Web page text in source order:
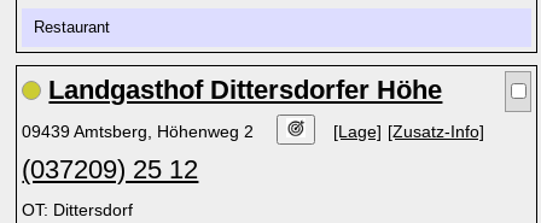
Restaurant
Landgasthof Dittersdorfer Höhe
09439 Amtsberg, Höhenweg 2 [Lage] [Zusatz-Info]
(037209) 25 12
OT: Dittersdorf